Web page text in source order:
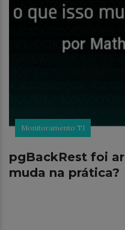
Monitoramento TI
pgBackRest foi
muda na prática?